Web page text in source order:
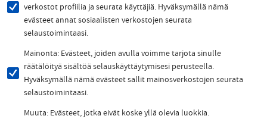
verkostot profiilia ja seurata käyttäjiä. Hyväksymällä nämä
evästeet annat sosiaalisten verkostojen seurata
selaustoimintaasi.
Mainonta: Evästeet, joiden avulla voimme tarjota sinulle
räätälöityä sisältöä selauskäyttäytymisesi perusteella.
Hyväksymällä nämä evästeet sallit mainosverkostojen seurata
selaustoimintaasi.
Muuta: Evästeet, jotka eivät koske yllä olevia luokkia.